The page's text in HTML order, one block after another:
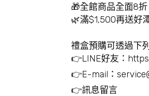
🎁全館商品全面8折
🌿滿$1,500再送好
禮盒預購可透過下
👉LINE好友：
👉E-mail：
👉訊息留言